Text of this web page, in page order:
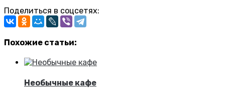
Поделиться в соцсетях:
Похожие статьи:
Необычные кафе